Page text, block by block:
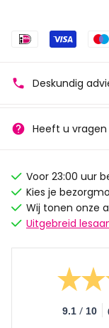
Deskundig
Heeft u
Voor 23:00 uur
Kies je
Wij tonen onze
Uitgebreid
9.1 / 10